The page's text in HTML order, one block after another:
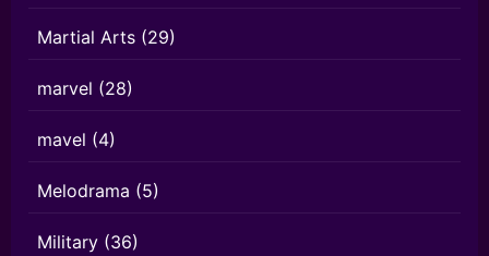
Martial Arts (29)
marvel (28)
mavel (4)
Melodrama (5)
Military (36)